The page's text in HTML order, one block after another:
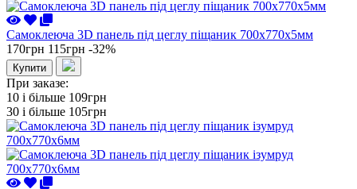
Самоклеюча 3D панель під цеглу піщаник 700x770x5мм
170грн 115грн -32%
Купити
При заказе:
10 i більше 109грн
30 i більше 105грн